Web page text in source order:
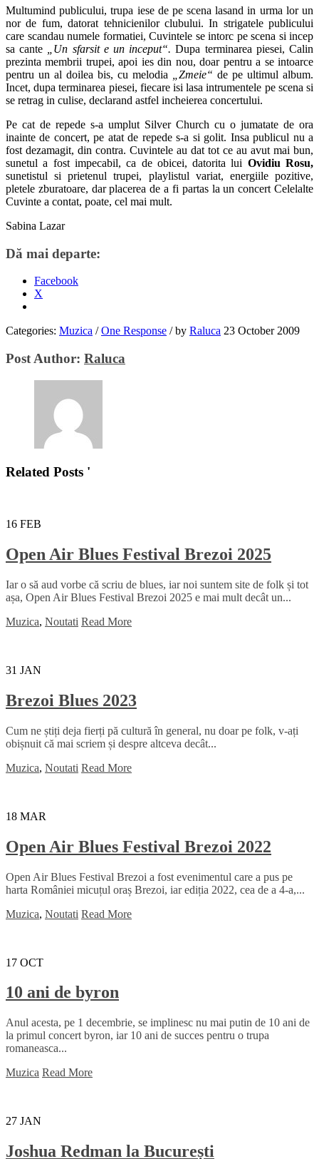
Multumind publicului, trupa iese de pe scena lasand in urma lor un
nor de fum, datorat tehnicienilor clubului. In strigatele publicului
care scandau numele formatiei, Cuvintele se intorc pe scena si incep
sa cante
„Un sfarsit e un inceput“. Dupa terminarea piesei, Calin
prezinta membrii trupei, apoi ies din nou, doar pentru a se intoarce
pentru un al doilea bis, cu melodia
„Zmeie“ de pe ultimul album.
Incet, dupa terminarea piesei, fiecare isi lasa intrumentele pe scena si
se retrag in culise, declarand astfel incheierea concertului.
Pe cat de repede s-a umplut Silver Church cu o jumatate de ora
inainte de concert, pe atat de repede s-a si golit. Insa publicul nu a
fost dezamagit, din contra. Cuvintele au dat tot ce au avut mai bun,
sunetul a fost impecabil, ca de obicei, datorita lui Ovidiu Rosu,
sunetistul si prietenul trupei, playlistul variat, energiile pozitive,
pletele zburatoare, dar placerea de a fi partas la un concert Celelalte
Cuvinte a contat, poate, cel mai mult.
Sabina Lazar
Dă mai departe:
Facebook
X
Categories: Muzica / One Response /by Raluca 23 October 2009
Post Author: Raluca
Related Posts '
16 FEB
Open Air Blues Festival Brezoi 2025
Iar o să aud vorbe că scriu de blues, iar noi suntem site de folk și tot
așa, Open Air Blues Festival Brezoi 2025 e mai mult decât un...
Muzica, Noutati Read More
31 JAN
Brezoi Blues 2023
Cum ne știți deja fierți pă cultură în general, nu doar pe folk, v-ați
obișnuit că mai scriem și despre altceva decât...
Muzica, Noutati Read More
18 MAR
Open Air Blues Festival Brezoi 2022
Open Air Blues Festival Brezoi a fost evenimentul care a pus pe
harta României micuțul oraș Brezoi, iar ediția 2022, cea de a 4-a,...
Muzica, Noutati Read More
17 OCT
10 ani de byron
Anul acesta, pe 1 decembrie, se implinesc nu mai putin de 10 ani de
la primul concert byron, iar 10 ani de succes pentru o trupa
romaneasca...
Muzica Read More
27 JAN
Joshua Redman la București